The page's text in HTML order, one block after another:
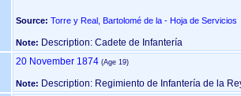
Source: Torre y Real, Bartolomé de la - Hoja de Servicios
Note: Description: Cadete de Infantería
20 November 1874
Note: Description: Regimiento de Infantería de la